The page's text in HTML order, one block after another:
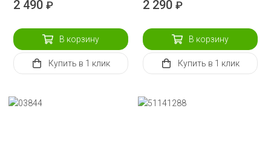
2 490 ₽
В корзину
Купить в 1 клик
2 290₽
В корзину
Купить в 1 клик